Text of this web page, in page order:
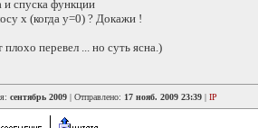
и спуска функции
х (когда у=0) ? Докажи !
перевел ... но суть ясна.)
сентябрь 2009 | Отправлено: 17 нояб. 2009 23:39 | IP